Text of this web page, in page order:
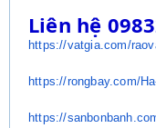
Liên hệ
https://vatgia.com/
https://rongbay.com/
https://